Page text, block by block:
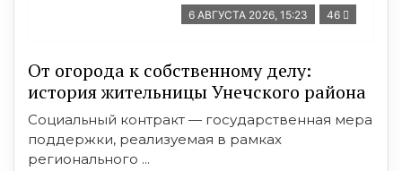
6 АВГУСТА 2026, 15:23 46
От огорода к собственному делу:
история жительницы Унечского района
Социальный контракт — государственная мера
поддержки, реализуемая в рамках
регионального ...